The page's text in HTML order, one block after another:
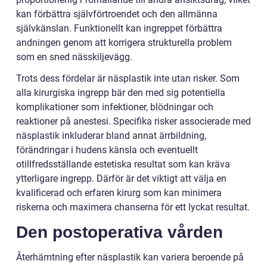
kan förbättra självförtroendet och den allmänna
självkänslan. Funktionellt kan ingreppet förbättra
andningen genom att korrigera strukturella problem
som en sned nässkiljevägg.
Trots dess fördelar är näsplastik inte utan risker. Som
alla kirurgiska ingrepp bär den med sig potentiella
komplikationer som infektioner, blödningar och
reaktioner på anestesi. Specifika risker associerade med
näsplastik inkluderar bland annat ärrbildning,
förändringar i hudens känsla och eventuellt
otillfredsställande estetiska resultat som kan kräva
ytterligare ingrepp. Därför är det viktigt att välja en
kvalificerad och erfaren kirurg som kan minimera
riskerna och maximera chanserna för ett lyckat resultat.
Den postoperativa vården
Återhämtning efter näsplastik kan variera beroende på